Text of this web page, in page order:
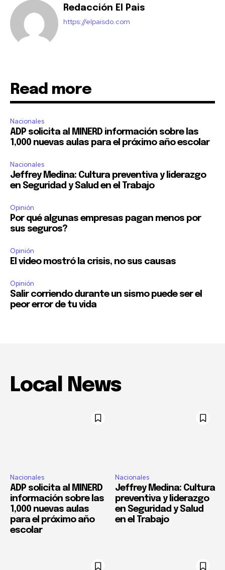
Redacción El Pais
https://elpaisdo.com
Read more
Nacionales
ADP solicita al MINERD información sobre las
1,000 nuevas aulas para el próximo año escolar
Nacionales
Jeffrey Medina: Cultura preventiva y liderazgo
en Seguridad y Salud en el Trabajo
Opinión
Por qué algunas empresas pagan menos por
sus seguros?
Opinión
El video mostró la crisis, no sus causas
Opinión
Salir corriendo durante un sismo puede ser el
peor error de tu vida
Local News
Nacionales
ADP solicita al MINERD
información sobre las
1,000 nuevas aulas
para el próximo año
escolar
Nacionales
Jeffrey Medina: Cultura
preventiva y liderazgo
en Seguridad y Salud
en el Trabajo